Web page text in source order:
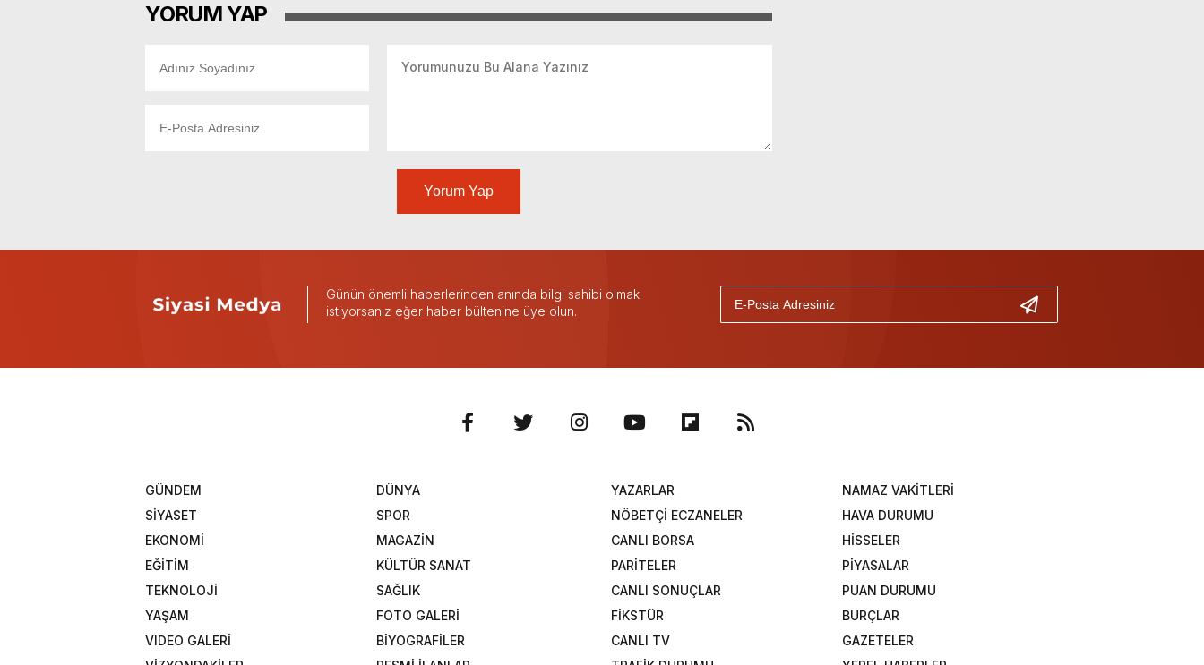
YORUM YAP
Yorum Yap
Günün önemli haberlerinden anında bilgi sahibi olmak
istiyorsanız eğer haber bültenine üye olun.
GÜNDEM
DÜNYA
SİYASET
SPOR
EKONOMİ
MAGAZİN
EĞİTİM
KÜLTÜR SANAT
TEKNOLOJİ
SAĞLIK
YAŞAM
FOTO GALERİ
VIDEO GALERİ
BİYOGRAFİLER
YAZARLAR
NAMAZ VAKİTLERİ
NÖBETÇİ ECZANELER
HAVA DURUMU
CANLI BORSA
HİSSELER
PARİTELER
PİYASALAR
CANLI SONUÇLAR
PUAN DURUMU
FİKSTÜR
BURÇLAR
CANLI TV
GAZETELER